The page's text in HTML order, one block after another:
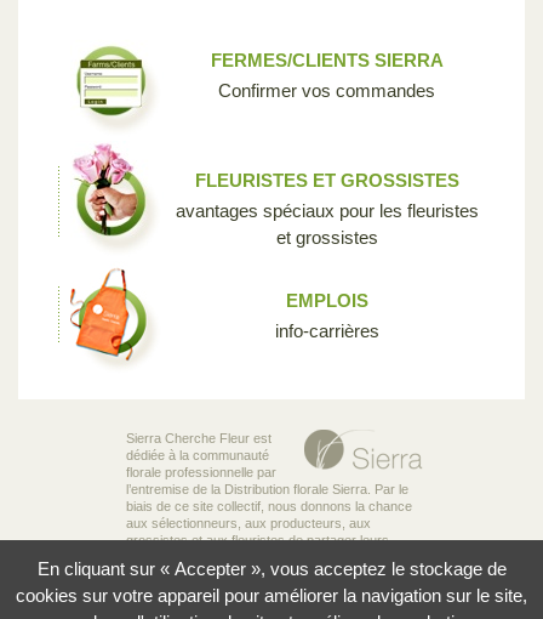
FERMES/CLIENTS SIERRA
Confirmer vos commandes
FLEURISTES ET GROSSISTES
avantages spéciaux pour les fleuristes
et grossistes
EMPLOIS
info-carrières
Sierra Cherche Fleur est
dédiée à la communauté
florale professionnelle par
l’entremise de la Distribution florale Sierra. Par le
biais de ce site collectif, nous donnons la chance
aux sélectionneurs, aux producteurs, aux
grossistes et aux fleuristes de partager leurs
incroyable des fleurs qui rend notre industrie si
unique.
En cliquant sur « Accepter », vous acceptez le stockage de
cookies sur votre appareil pour améliorer la navigation sur le site,